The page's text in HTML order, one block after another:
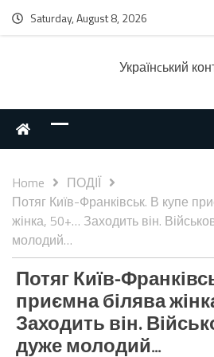
Saturday, August 8, 2026
Українcький
Home
ПОДІЇ
Потяг Київ-Франківськ. В купе
жінка, 50+… Заходить він.
молодий…
Потяг Київ-
приємна білява
Заходить він.
дуже молодий…